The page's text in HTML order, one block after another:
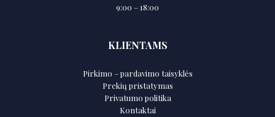
9:00 – 18:00
KLIENTAMS
Pirkimo – pardavimo taisyklės
Prekių pristatymas
Privatumo politika
Kontaktai